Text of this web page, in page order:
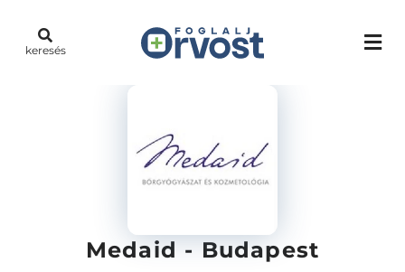
keresés
Medaid - Budapest